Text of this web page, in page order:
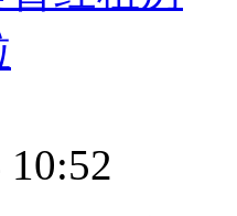
10:52